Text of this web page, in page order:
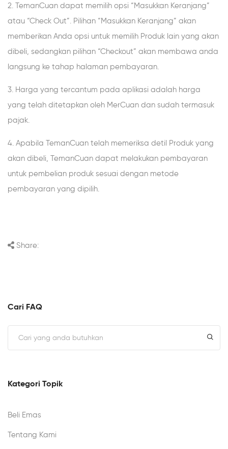
2. TemanCuan dapat memilih opsi “Masukkan Keranjang”
atau “Check Out”. Pilihan “Masukkan Keranjang” akan
memberikan Anda opsi untuk memilih Produk lain yang akan
dibeli, sedangkan pilihan “Checkout” akan membawa anda
langsung ke tahap halaman pembayaran.
3. Harga yang tercantum pada aplikasi adalah harga
yang telah ditetapkan oleh MerCuan dan sudah termasuk
pajak.
4. Apabila TemanCuan telah memeriksa detil Produk yang
akan dibeli, TemanCuan dapat melakukan pembayaran
untuk pembelian produk sesuai dengan metode
pembayaran yang dipilih.
Share:
Cari FAQ
Kategori Topik
Beli Emas
Tentang Kami